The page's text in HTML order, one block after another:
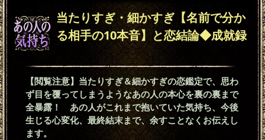
当たりすぎ・細かすぎ【名前で分か
る相手の10本音】と恋結論◆成就録
【閲覧注意】当たりすぎ＆細かすぎの恋鑑定で、思わ
ず目を覆ってしまうようなあの人の本心を裏の裏まで
全暴露！ あの人がこれまで抱いていた気持ち、今後
生じる心変化、最終結末まで、余すことなくお伝えし
ます。